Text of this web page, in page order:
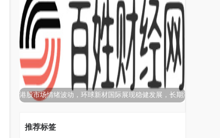
港股市场情绪波动，环球新材国际展现稳健发展，长期潜
推荐标签